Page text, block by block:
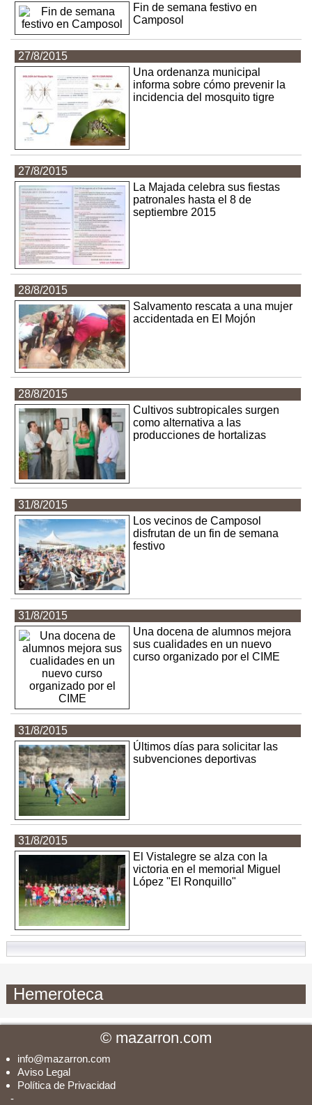
Fin de semana festivo en
Camposol
27/8/2015
Una ordenanza municipal
informa sobre cómo prevenir la
incidencia del mosquito tigre
27/8/2015
La Majada celebra sus fiestas
patronales hasta el 8 de
septiembre 2015
28/8/2015
Salvamento rescata a una mujer
accidentada en El Mojón
28/8/2015
Cultivos subtropicales surgen
como alternativa a las
producciones de hortalizas
31/8/2015
Los vecinos de Camposol
disfrutan de un fin de semana
festivo
31/8/2015
Una docena de alumnos mejora
sus cualidades en un nuevo
curso organizado por el CIME
31/8/2015
Últimos días para solicitar las
subvenciones deportivas
31/8/2015
El Vistalegre se alza con la
victoria en el memorial Miguel
López "El Ronquillo"
Hemeroteca
© mazarron.com
info@mazarron.com
Aviso Legal
Política de Privacidad
-